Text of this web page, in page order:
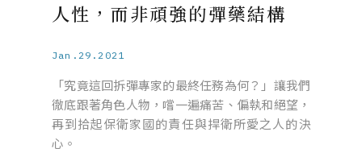
人性，而非頑強的彈藥結構
Jan.29.2021
「究竟這回拆彈專家的最終任務為何？」讓我們
徹底跟著角色人物，嚐一遍痛苦、偏執和絕望，
再到拾起保衛家國的責任與捍衛所愛之人的決
心。